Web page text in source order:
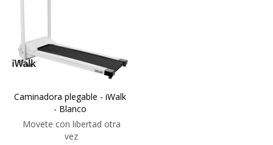
Caminadora plegable - iWalk
- Blanco
Movete con libertad otra
vez